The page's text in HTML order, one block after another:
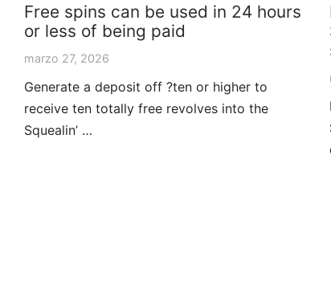
Free spins can be used in 24 hours
or less of being paid
marzo 27, 2026
Generate a deposit off ?ten or higher to
receive ten totally free revolves into the
Squealin’ …